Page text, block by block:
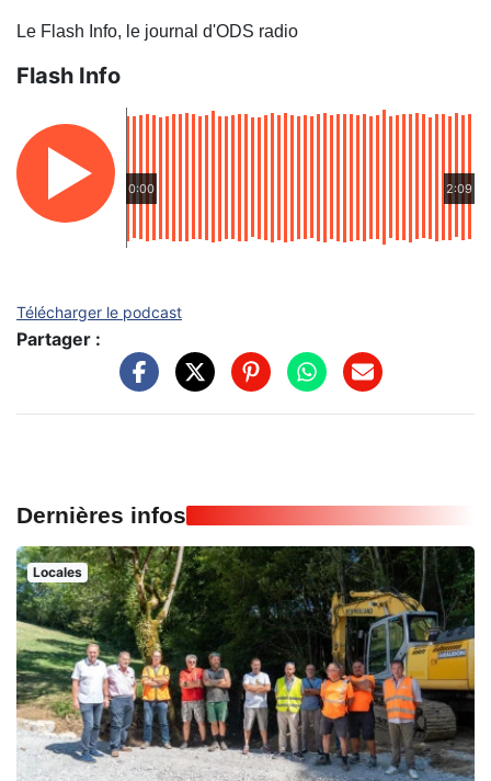
Le Flash Info, le journal d'ODS radio
Flash Info
0:00 2:09
Télécharger le podcast
Partager :
Dernières infos
Locales